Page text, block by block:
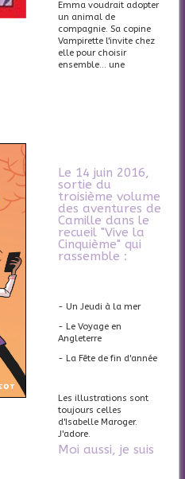
Emma voudrait adopter
un animal de
compagnie. Sa copine
Vampirette l'invite chez
elle pour choisir
ensemble... une
Le 14 juin 2016,
sortie du
troisième volume
des aventures de
Camille dans le
recueil "Vive la
Cinquième" qui
rassemble :
- Un Jeudi à la mer
- Le Voyage en
Angleterre
- La Fête de fin d'année
Les illustrations sont
toujours celles
d'Isabelle Maroger.
J'adore.
Moi aussi, je suis